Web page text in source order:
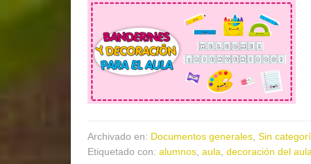
Archivado en: Documentos generales Sin
Etiquetado con: alumnos aula decoración del